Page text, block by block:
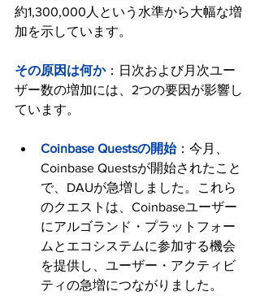
約1,300,000人という水準から大幅な増
加を示しています。
その原因は何か：日次および月次ユー
ザー数の増加には、2つの要因が影響し
ています。
Coinbase Questsの開始：今月、
Coinbase Questsが開始されたこと
で、DAUが急増しました。これら
のクエストは、Coinbaseユーザー
にアルゴランド・プラットフォー
ムとエコシステムに参加する機会
を提供し、ユーザー・アクティビ
ティの急増につながりました。